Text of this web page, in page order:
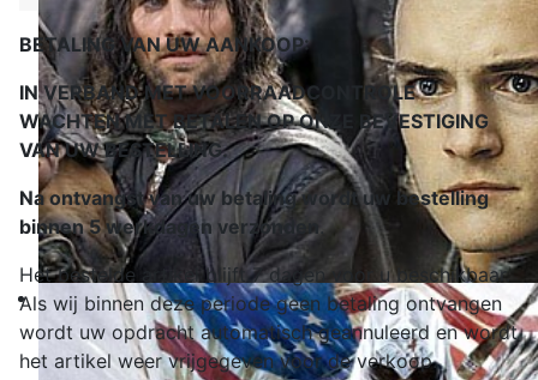
BETALING VAN UW AANKOOP:
IN VERBAND MET VOORRAADCONTROLE
WACHTEN MET BETALEN OP ONZE BEVESTIGING
VAN UW BESTELLING.
Na ontvangst van uw betaling wordt uw bestelling
binnen 5 werkdagen verzonden .
Het bestelde artikel blijft 7 dagen voor u beschikbaar.
Als wij binnen deze periode geen betaling ontvangen
wordt uw opdracht automatisch geannuleerd en wordt
het artikel weer vrijgegeven voor de verkoop.